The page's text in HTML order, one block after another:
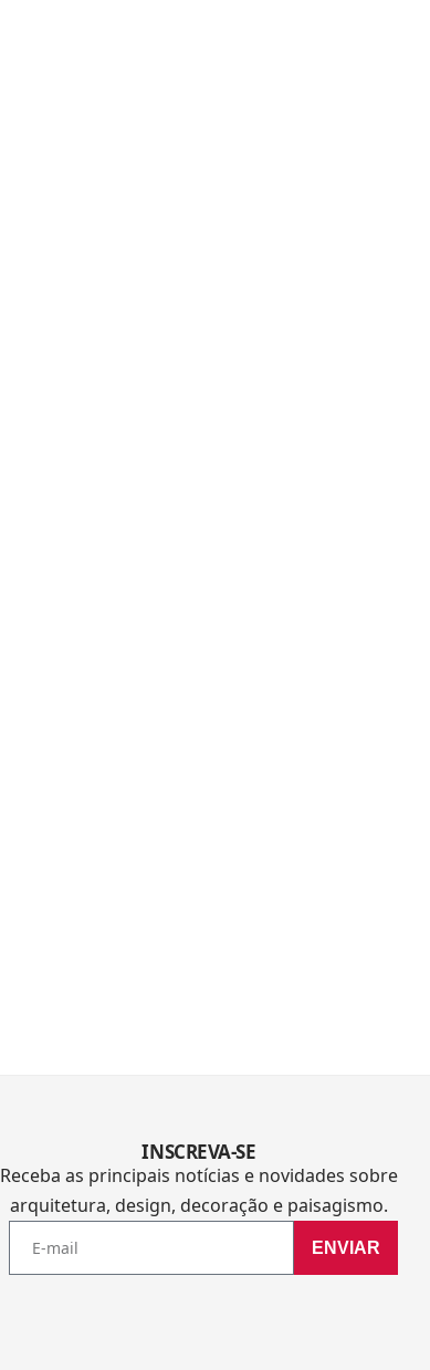
INSCREVA-SE
Receba as principais notícias e novidades sobre
arquitetura, design, decoração e paisagismo.
ENVIAR